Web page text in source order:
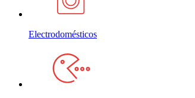
Electrodomésticos